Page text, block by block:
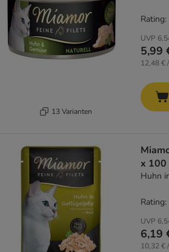
13 Varianten
UVP
5,99
12,48 €
x 100
Huhn
UVP
6,19
10,32 €